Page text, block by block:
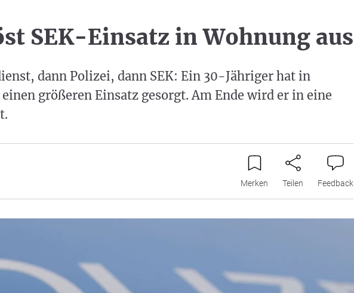
SEK-Einsatz in Wohnung aus
dann Polizei, dann SEK: Ein 30-Jähriger hat in
größeren Einsatz gesorgt. Am Ende wird er in eine
Merken Teilen Feedback